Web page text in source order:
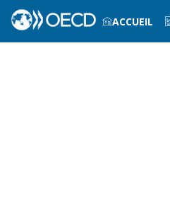
ACCUEIL